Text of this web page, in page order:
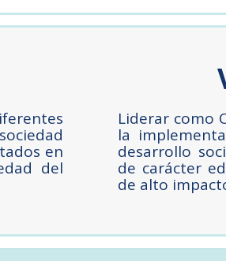
en
del
Liderar como
la
desarrollo
de carácter
de alto